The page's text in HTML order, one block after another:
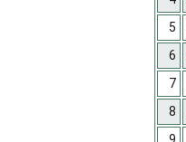
5
6
7
8
9